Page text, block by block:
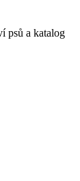
psů a katalog